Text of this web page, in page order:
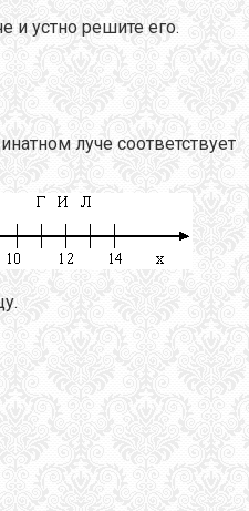
и устно решите его.
луче соответствует